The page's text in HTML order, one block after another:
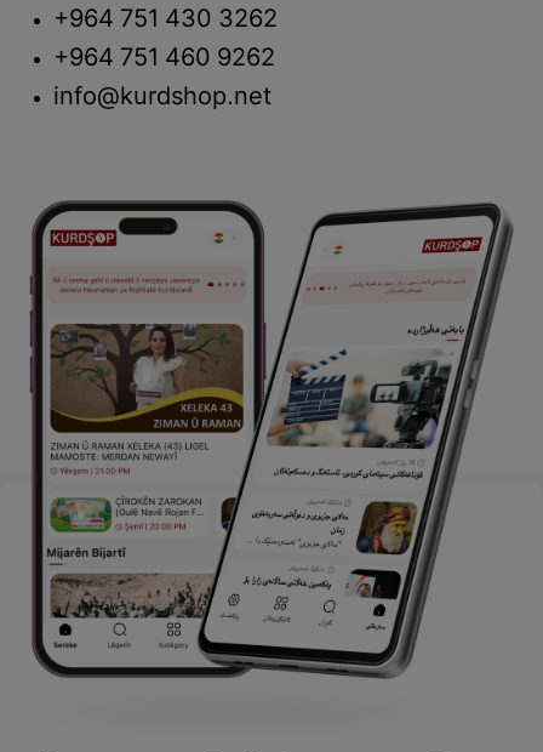
+964 751 430 3262
+964 751 460 9262
info@kurdshop.net